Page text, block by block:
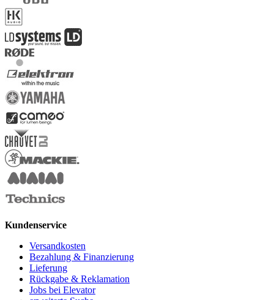
Kundenservice
Versandkosten
Bezahlung & Finanzierung
Lieferung
Rückgabe & Reklamation
Jobs bei Elevator